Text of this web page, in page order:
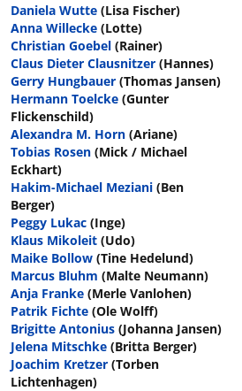
Daniela Wutte (Lisa Fischer)
Anna Willecke (Lotte)
Christian Goebel (Rainer)
Claus Dieter Clausnitzer (Hannes)
Gerry Hungbauer (Thomas Jansen)
Hermann Toelcke (Gunter
Flickenschild)
Alexandra M. Horn (Ariane)
Tobias Rosen (Mick / Michael
Eckhart)
Hakim-Michael Meziani (Ben
Berger)
Peggy Lukac (Inge)
Klaus Mikoleit (Udo)
Maike Bollow (Tine Hedelund)
Marcus Bluhm (Malte Neumann)
Anja Franke (Merle Vanlohen)
Patrik Fichte (Ole Wolff)
Brigitte Antonius (Johanna Jansen)
Jelena Mitschke (Britta Berger)
Joachim Kretzer (Torben
Lichtenhagen)